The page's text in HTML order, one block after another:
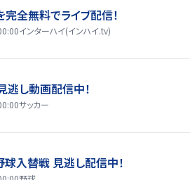
全無料でライブ配信！
インターハイ(インハイ.tv)
逃し動画配信中！
サッカー
入替戦 見逃し配信中！